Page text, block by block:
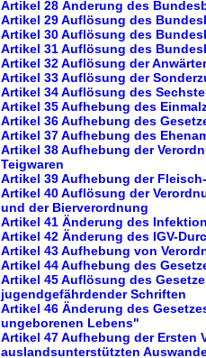
Artikel 28 Änderung des
Artikel 29 Auflösung des
Artikel 30 Auflösung des
Artikel 31 Auflösung des
Artikel 32 Auflösung der
Artikel 33 Auflösung der
Artikel 34 Auflösung des
Artikel 35 Aufhebung des
Artikel 36 Aufhebung des
Artikel 37 Aufhebung des
Artikel 38 Aufhebung der
Teigwaren
Artikel 39 Aufhebung der
Artikel 40 Auflösung der
und der Bierverordnung
Artikel 41 Änderung des
Artikel 42 Änderung des IGV-
Artikel 43 Aufhebung von
Artikel 44 Aufhebung des
Artikel 45 Auflösung des
jugendgefährdender Schriften
Artikel 46 Änderung des
ungeborenen Lebens"
Artikel 47 Aufhebung der Ersten
auslandsunterstützten